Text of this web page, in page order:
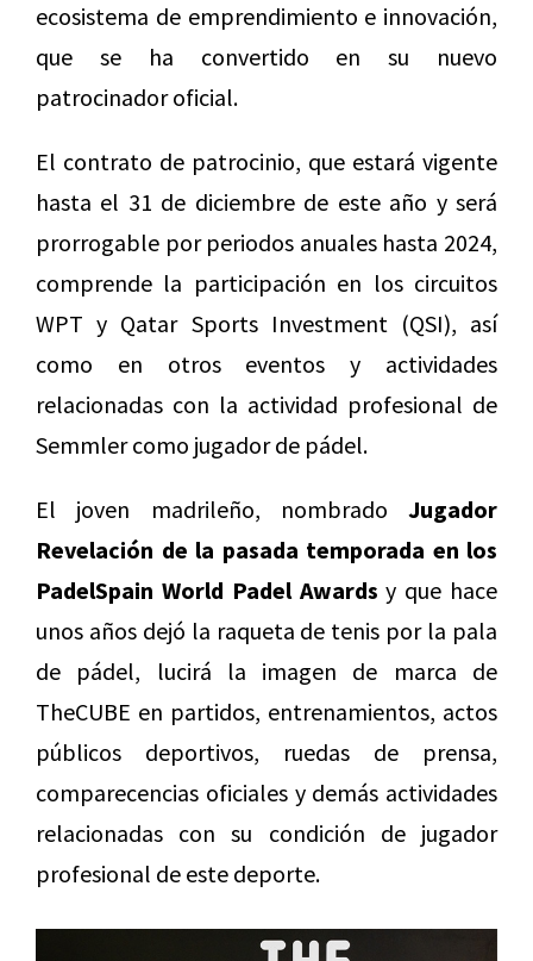
ecosistema de emprendimiento e innovación,
que se ha convertido en su nuevo
patrocinador oficial.
El contrato de patrocinio, que estará vigente
hasta el 31 de diciembre de este año y será
prorrogable por periodos anuales hasta 2024,
comprende la participación en los circuitos
WPT y Qatar Sports Investment (QSI), así
como en otros eventos y actividades
relacionadas con la actividad profesional de
Semmler como jugador de pádel.
El joven madrileño, nombrado Jugador
Revelación de la pasada temporada en los
PadelSpain World Padel Awards y que hace
unos años dejó la raqueta de tenis por la pala
de pádel, lucirá la imagen de marca de
TheCUBE en partidos, entrenamientos, actos
públicos deportivos, ruedas de prensa,
comparecencias oficiales y demás actividades
relacionadas con su condición de jugador
profesional de este deporte.